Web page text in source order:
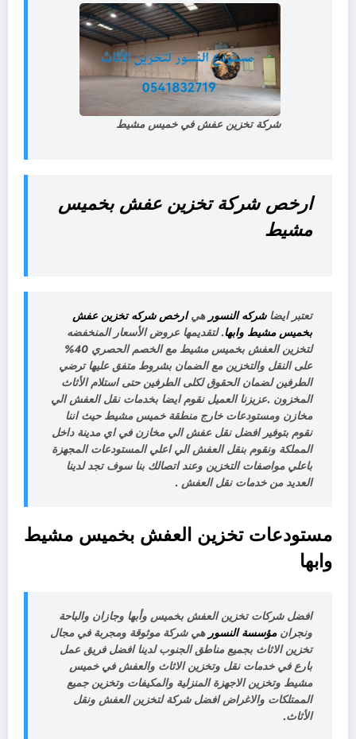
شركة تخزين عفش في خميس مشيط
ارخص شركة تخزين عفش بخميس
مشيط
تعتبر ايضاشركه النسور هيارخص شركه تخزين عفش
بخميس مشيط وابها. لتقديمها عروض الأسعار المنخفضه
لتخزين العفش بخميس مشيط مع الخصم الحصري 40%
على النقل والتخزين مع الضمان بشروط متفق عليها ترضي
الطرفين لضمان الحقوق لكلى الطرفين حتى استلام الأثاث
المخزون .عزيزنا العميل نقوم ايضا بخدمات نقل العفش الي
مخازن ومستودعات خارج منطقة خميس مشيط حيث اننا
نقوم بتوفير افضل نقل عفش الي مخازن في اي مدينة داخل
المملكة ونقوم بنقل العفش الي اعلي المستودعات المجهزة
باعلي مواصفات التخزين وعند اتصالك بنا سوف تجد لدينا
العديد من خدمات نقل العفش .
مستودعات تخزين العفش بخميس مشيط
وابها
افضل شركات تخزين العفش بخميس وأبها وجازان والباحة
ونجرانمؤسسة النسور هي شركة موثوقة ومجربة في مجال
تخزين الاثاث بجميع مناطق الجنوب لدينا افضل فريق عمل
بارع في خدمات نقل وتخزين الاثاث والعفش في خميس
مشيط وتخزين الاجهزة المنزلية والمكيفات وتخزين جميع
الممتلكات والاغراض افضل شركة لتخزين العفش ونقل
الأثاث.